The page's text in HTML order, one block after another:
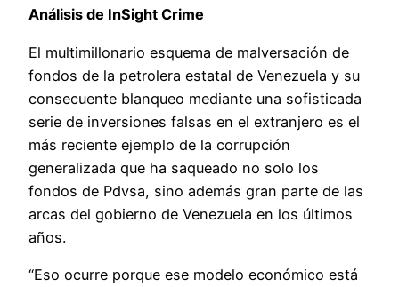
Análisis de InSight Crime
El multimillonario esquema de malversación de
fondos de la petrolera estatal de Venezuela y su
consecuente blanqueo mediante una sofisticada
serie de inversiones falsas en el extranjero es el
más reciente ejemplo de la corrupción
generalizada que ha saqueado no solo los
fondos de Pdvsa, sino además gran parte de las
arcas del gobierno de Venezuela en los últimos
años.
“Eso ocurre porque ese modelo económico está